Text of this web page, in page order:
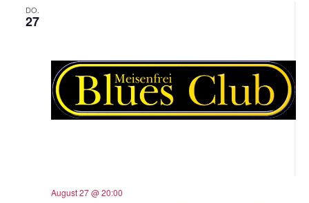
DO.
27
August 27 @ 20:00